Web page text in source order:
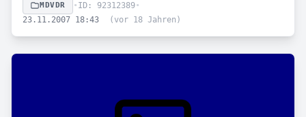
MDVDR • ID: 92312389•
23.11.2007 18:43
(vor 18 Jahren)